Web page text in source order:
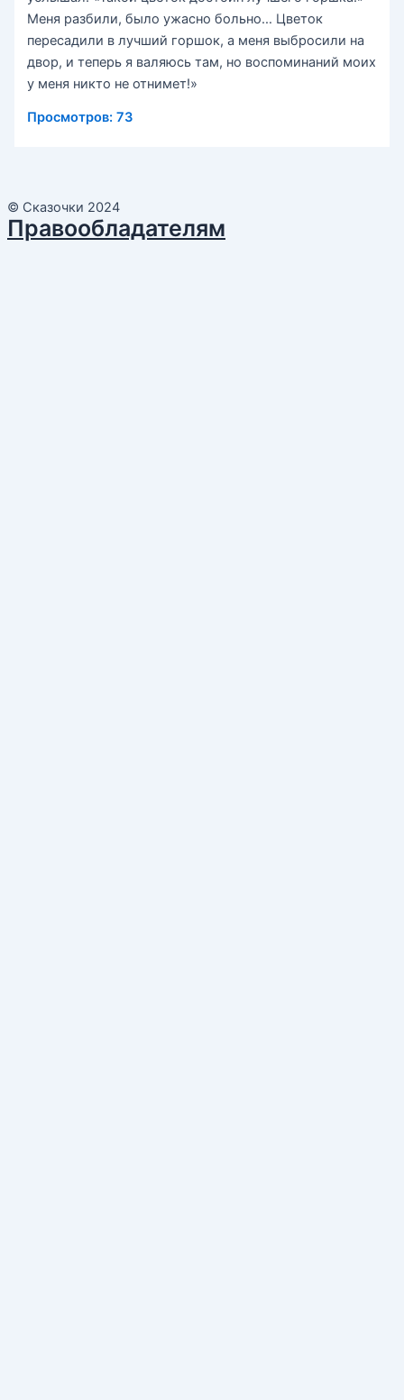
Меня разбили, было ужасно больно… Цветок
пересадили в лучший горшок, а меня выбросили на
двор, и теперь я валяюсь там, но воспоминаний моих
у меня никто не отнимет!»
Просмотров: 73
© Сказочки 2024
Правообладателям